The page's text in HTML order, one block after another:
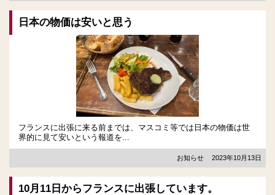
日本の物価は安いと思う
フランスに出張に来る前までは、マスコミ等では日本の物価は世
界的に見て安いという報道を...
お知らせ 2023年10月13日
10月11日からフランスに出張しています。